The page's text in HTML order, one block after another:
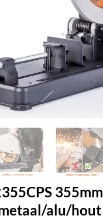
355mm
alu/hout